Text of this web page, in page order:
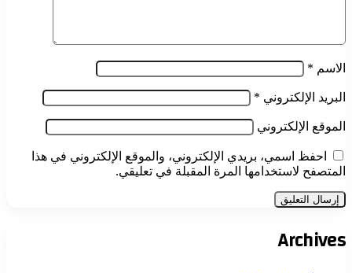
الاسم *
البريد الإلكتروني *
الموقع الإلكتروني
احفظ اسمي، بريدي الإلكتروني، والموقع الإلكتروني في هذا
المتصفح لاستخدامها المرة المقبلة في تعليقي.
Archives